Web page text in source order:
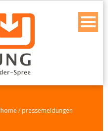
home/pressemeldungen